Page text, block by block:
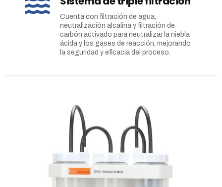
Cuenta con filtración de agua,
neutralización alcalina y filtración de
carbón activado para neutralizar la niebla
ácida y los gases de reacción, mejorando
la seguridad y eficacia del proceso.